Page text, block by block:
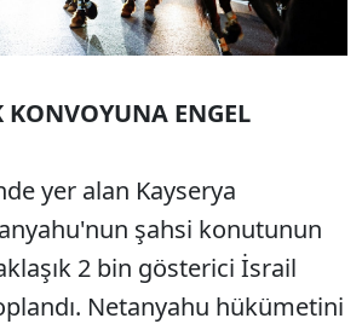
ENGEL
yer alan Kayserya
şahsi konutunun
2 bin gösterici İsrail
Netanyahu hükümetini